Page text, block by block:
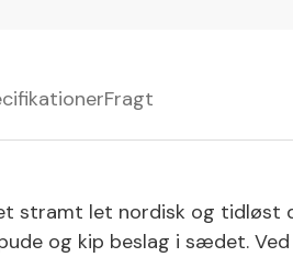
Fragt
stramt let nordisk og tidløst
og kip beslag i sædet.